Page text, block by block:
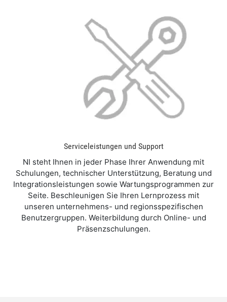
Serviceleistungen und Support
NI steht Ihnen in jeder Phase Ihrer Anwendung mit
Schulungen, technischer Unterstützung, Beratung und
Integrationsleistungen sowie Wartungsprogrammen zur
Seite. Beschleunigen Sie Ihren Lernprozess mit
unseren unternehmens- und regionsspezifischen
Benutzergruppen. Weiterbildung durch Online- und
Präsenzschulungen.